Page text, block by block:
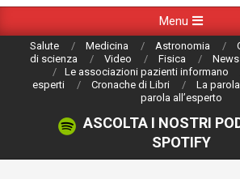
Navigation
Menu
Salute Medicina Astronomia
di scienza
Video Fisica News
Le associazioni pazienti informano
esperti
Cronache di Libri La
parola all’esperto
ASCOLTA I NOSTRI
SPOTIFY